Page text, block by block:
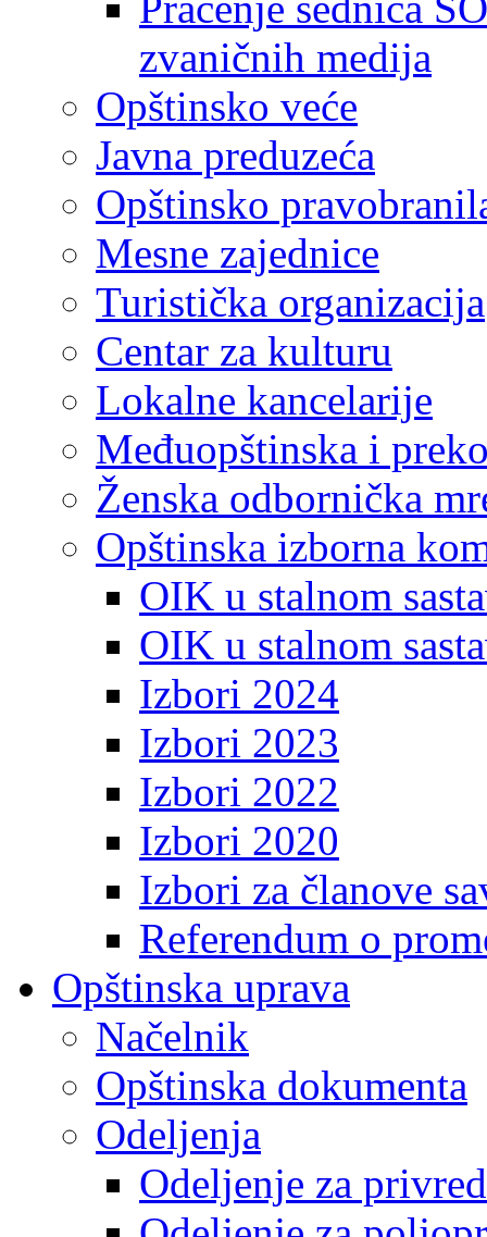
zvaničnih medija
Opštinsko veće
Javna preduzeća
Opštinsko
Mesne zajednice
Turistička organizacija
Centar za kulturu
Lokalne kancelarije
Međuopštinska i
Ženska odbornička
Opštinska izborna
OIK u stalnom
OIK u stalnom
Izbori 2024
Izbori 2023
Izbori 2022
Izbori 2020
Izbori za članove
Referendum o
Opštinska uprava
Načelnik
Opštinska dokumenta
Odeljenja
Odeljenje za